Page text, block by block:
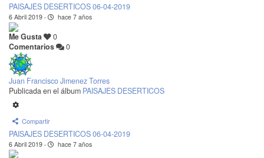
PAISAJES DESERTICOS 06-04-2019
6 Abril 2019 · hace 7 años
Me Gusta
0
Comentarios
0
Juan Francisco Jimenez Torres
Publicada en el álbum PAISAJES DESERTICOS
Compartir
PAISAJES DESERTICOS 06-04-2019
6 Abril 2019 · hace 7 años